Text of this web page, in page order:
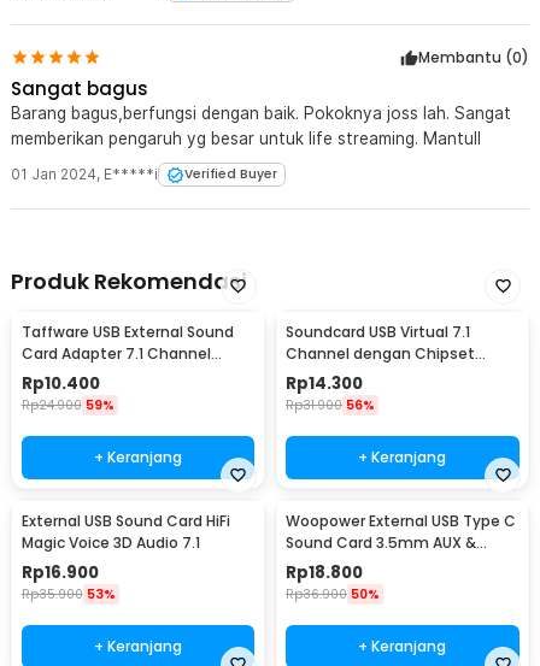
Membantu (0)
Sangat bagus
Barang bagus,berfungsi dengan baik. Pokoknya joss lah. Sangat
memberikan pengaruh yg besar untuk life streaming. Mantull
01 Jan 2024, E*****i Verified Buyer
Produk Rekomendasi
Taffware USB External Sound
Card Adapter 7.1 Channel
3.5mm Mic Audio - TC-03
Rp10.400
Rp24.900 59%
+ Keranjang
Soundcard USB Virtual 7.1
Channel dengan Chipset
China - 5Hv2
Rp14.300
Rp31.900 56%
+ Keranjang
External USB Sound Card HiFi
Magic Voice 3D Audio 7.1
Rp16.900
Rp35.900 53%
+ Keranjang
Woopower External USB Type C
Sound Card 3.5mm AUX &
Microphone - MU1
Rp18.800
Rp36.900 50%
+ Keranjang